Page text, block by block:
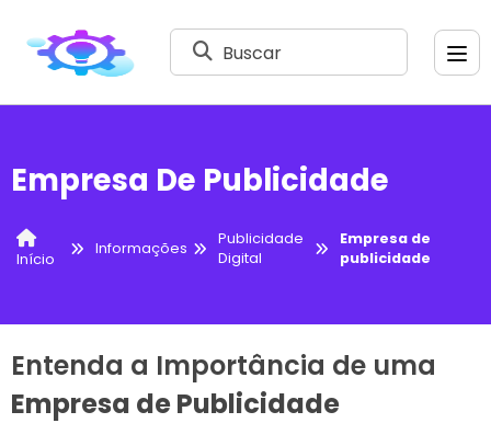
Buscar
Empresa De Publicidade
Início
Informações
Publicidade
Digital
Empresa de
publicidade
Entenda a Importância de uma
Empresa de Publicidade